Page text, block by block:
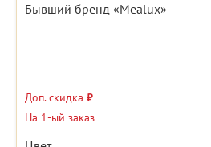
Бывший бренд «Mealux»
Доп. скидка ₽
На 1-ый заказ